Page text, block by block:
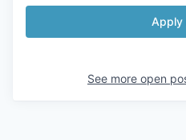
Apply
See more open